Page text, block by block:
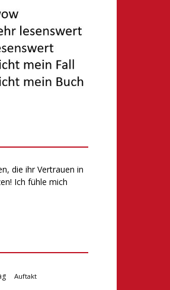
die ihr Vertrauen in
Ich fühle mich
Auftakt